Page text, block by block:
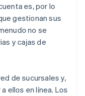
es, por lo
gestionan sus
no se
y cajas de
de sucursales y,
ellos en línea. Los